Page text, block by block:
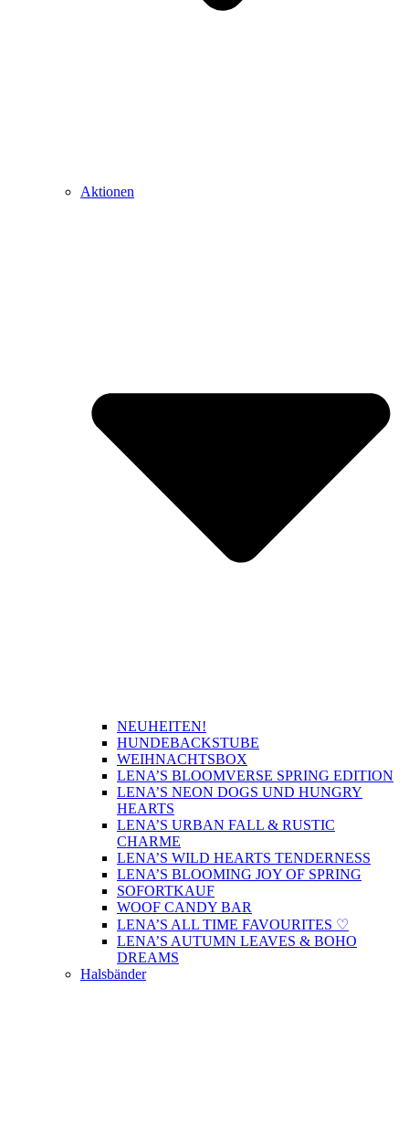
Aktionen
NEUHEITEN!
HUNDEBACKSTUBE
WEIHNACHTSBOX
LENA’S BLOOMVERSE SPRING EDITION
LENA’S NEON DOGS UND HUNGRY
HEARTS
LENA’S URBAN FALL & RUSTIC
CHARME
LENA’S WILD HEARTS TENDERNESS
LENA’S BLOOMING JOY OF SPRING
SOFORTKAUF
WOOF CANDY BAR
LENA’S ALL TIME FAVOURITES ♡
LENA’S AUTUMN LEAVES & BOHO
DREAMS
Halsbänder